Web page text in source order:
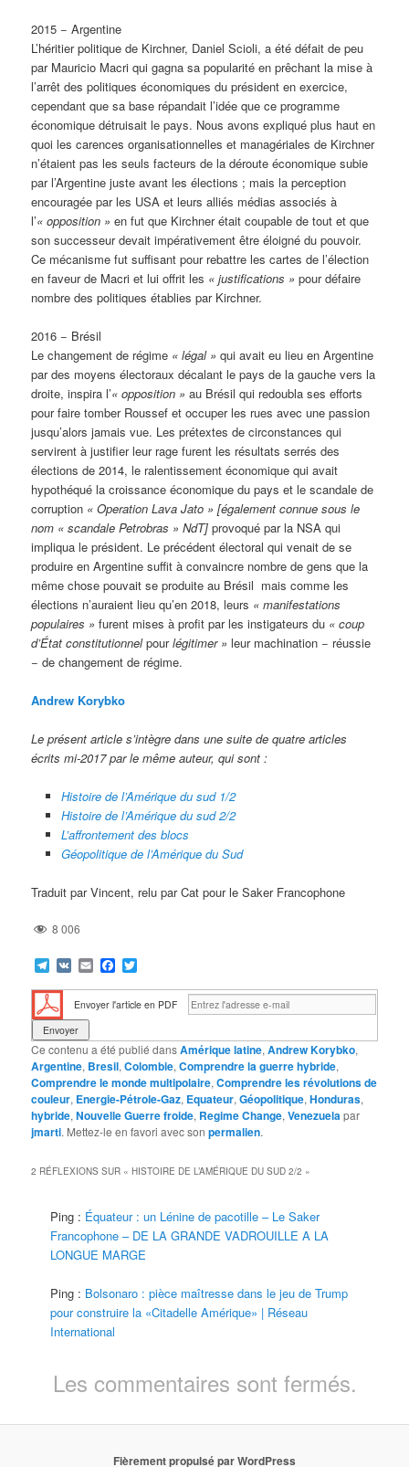
2015 − Argentine
L’héritier politique de Kirchner, Daniel Scioli, a été défait de peu
par Mauricio Macri qui gagna sa popularité en prêchant la mise à
l’arrêt des politiques économiques du président en exercice,
cependant que sa base répandait l’idée que ce programme
économique détruisait le pays. Nous avons expliqué plus haut en
quoi les carences organisationnelles et managériales de Kirchner
n’étaient pas les seuls facteurs de la déroute économique subie
par l’Argentine juste avant les élections ; mais la perception
encouragée par les USA et leurs alliés médias associés à
l’«opposition » en fut que Kirchner était coupable de tout et que
son successeur devait impérativement être éloigné du pouvoir.
Ce mécanisme fut suffisant pour rebattre les cartes de l’élection
en faveur de Macri et lui offrit les «justifications » pour défaire
nombre des politiques établies par Kirchner.
2016 − Brésil
Le changement de régime «légal » qui avait eu lieu en Argentine
par des moyens électoraux décalant le pays de la gauche vers la
droite, inspira l’«opposition » au Brésil qui redoubla ses efforts
pour faire tomber Roussef et occuper les rues avec une passion
jusqu’alors jamais vue. Les prétextes de circonstances qui
servirent à justifier leur rage furent les résultats serrés des
élections de 2014, le ralentissement économique qui avait
hypothéqué la croissance économique du pays et le scandale de
corruption «Operation Lava Jato » [également connue sous le
nom « scandale Petrobras » NdT] provoqué par la NSA qui
impliqua le président. Le précédent électoral qui venait de se
produire en Argentine suffit à convaincre nombre de gens que la
même chose pouvait se produite au Brésil mais comme les
élections n’auraient lieu qu’en 2018, leurs «manifestations
populaires » furent mises à profit par les instigateurs du «coup
d’État constitutionnelpourlégitimer » leur machination − réussie
− de changement de régime.
Andrew Korybko
Le présent article s’intègre dans une suite de quatre articles
écrits mi-2017 par le même auteur, qui sont :
Histoire de l’Amérique du sud 1/2
Histoire de l’Amérique du sud 2/2
L’affrontement des blocs
Géopolitique de l’Amérique du Sud
Traduit par Vincent, relu par Cat pour le Saker Francophone
8 006
Telegram
VK EmailFacebook
Envoyer l'article en PDF
Ce contenu a été publié dansAmérique latine,Andrew Korybko,
Argentine, Bresil,Colombie,Comprendre la guerre hybride,
Comprendre le monde multipolaire,Comprendre les révolutions de
couleur, Energie-Pétrole-Gaz, Equateur,Géopolitique,Honduras,
hybride,Nouvelle Guerre froide, Regime Change,Venezuelapar
jmarti. Mettez-le en favori avec sonpermalien.
2 RÉFLEXIONS SUR «HISTOIRE DE L’AMÉRIQUE DU SUD 2/2 »
Ping : Équateur : un Lénine de pacotille – Le Saker
Francophone – DE LA GRANDE VADROUILLE A LA
LONGUE MARGE
Ping : Bolsonaro : pièce maîtresse dans le jeu de Trump
pour construire la «Citadelle Amérique» | Réseau
International
Les commentaires sont fermés.
Fièrement propulsé par WordPress